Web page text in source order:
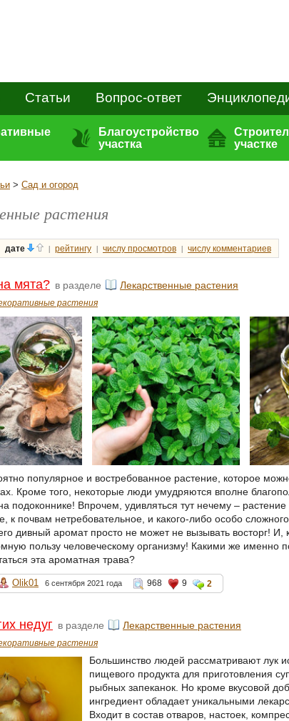
Статьи Вопрос-ответ
Благоустройство
участка
участке
> Сад и огород
растения
дате | рейтингу | числу просмотров | числу комментариев
мята? в разделе Лекарственные растения
растения
популярное и востребованное растение, которое
Кроме того, некоторые люди умудряются вполне
подоконнике! Впрочем, удивляться тут нечему – растение
к почвам нетребовательное, и какого-либо особо
дивный аромат просто не может не вызывать восторг! И,
пользу человеческому организму! Какими же именно
эта ароматная трава?
Olik01 6 сентября 2021 года 968 9 2
недуг в разделе Лекарственные растения
растения
Большинство людей рассматривают лук
пищевого продукта для приготовления
рыбных запеканок. Но кроме вкусовой
ингредиент обладает уникальными
Входит в состав отваров, настоек,